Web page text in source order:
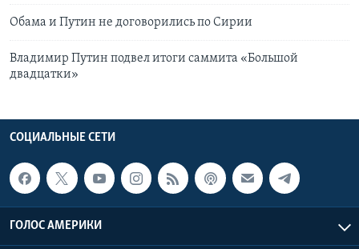
Обама и Путин не договорились по Сирии
Владимир Путин подвел итоги саммита «Большой
двадцатки»
СОЦИАЛЬНЫЕ СЕТИ
ГОЛОС АМЕРИКИ